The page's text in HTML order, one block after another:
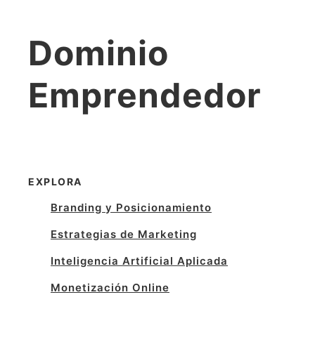
Dominio
Emprendedor
EXPLORA
Branding y Posicionamiento
Estrategias de Marketing
Inteligencia Artificial Aplicada
Monetización Online